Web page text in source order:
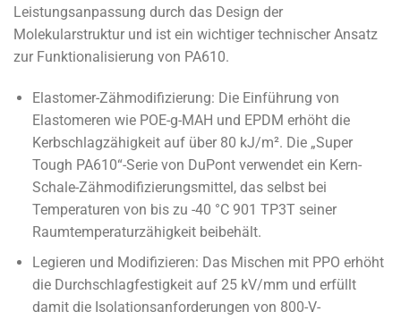
Leistungsanpassung durch das Design der
Molekularstruktur und ist ein wichtiger technischer Ansatz
zur Funktionalisierung von PA610.
Elastomer-Zähmodifizierung: Die Einführung von
Elastomeren wie POE-g-MAH und EPDM erhöht die
Kerbschlagzähigkeit auf über 80 kJ/m². Die „Super
Tough PA610“-Serie von DuPont verwendet ein Kern-
Schale-Zähmodifizierungsmittel, das selbst bei
Temperaturen von bis zu -40 °C 901 TP3T seiner
Raumtemperaturzähigkeit beibehält.
Legieren und Modifizieren: Das Mischen mit PPO erhöht
die Durchschlagfestigkeit auf 25 kV/mm und erfüllt
damit die Isolationsanforderungen von 800-V-